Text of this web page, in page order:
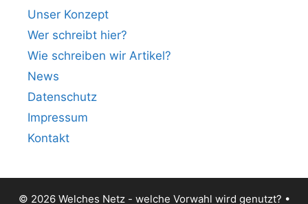
Unser Konzept
Wer schreibt hier?
Wie schreiben wir Artikel?
News
Datenschutz
Impressum
Kontakt
© 2026 Welches Netz - welche Vorwahl wird genutzt? •